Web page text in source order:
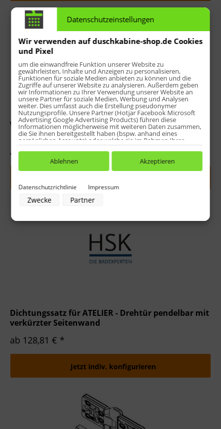
Wasserleiste inkl. Endkappen
ab 43,60 € *
Dichtungssatz für ATELIER - Drehtür pendelbar mit
verkürzter Seitenwand
ab 128,81 € *
Jetzt indiv. konfigurieren
Datenschutzeinstellungen
Wir verwenden auf duschkabine-shop.de Cookies
und Pixel
um die einwandfreie Funktion unserer Website zu
gewährleisten, Inhalte und Anzeigen zu personalisieren,
Funktionen für soziale Medien anbieten zu können und die
Zugriffe auf unserer Website zu analysieren. Außerdem geben
wir Informationen zu Ihrer Verwendung unserer Website an
unsere Partner für soziale Medien, Werbung und Analysen
weiter. Dies umfasst auch die Erstellung pseudonymer
Nutzungsprofile. Unsere Partner (Hotjar Facebook Microsoft
Advertising Google Advertising Products) führen diese
Informationen möglicherweise mit weiteren Daten zusammen,
die Sie ihnen bereitgestellt haben (bspw. anhand eines
persönlichen Accounts) oder welche sie im Rahmen Ihrer
Nutzung der Dienste gesammelt haben (bspw. Nutzungsdaten
anderer Geräte). Ihre Einwilligung zur Nutzung von Cookies
und Pixeln können Sie jederzeit widerrufen, indem Sie auf den
Datenschutz-Button links unten klicken und dort die
Zwecke der Datenverarbeitung durch unsere Partner:
Speichern von oder Zugriff auf Informationen auf einem Endgerät
Verwendung von Profilen zur Auswahl personalisierter Werbung
Verwendung von Profilen zur Auswahl personalisierter Inhalte
Messung der Werbeleistung
Messung der Performance von Inhalten
Analyse von Zielgruppen durch Statistiken oder Kombinationen von
Datenschutzrichtlinie Impressum
Zwecke Partner
Ablehnen Akzeptieren